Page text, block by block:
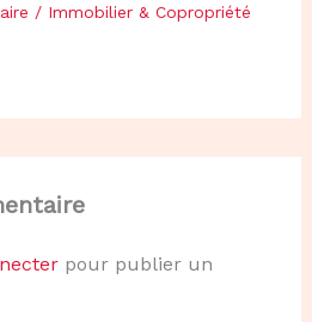
/ Immobilier & Copropriété
pour publier un